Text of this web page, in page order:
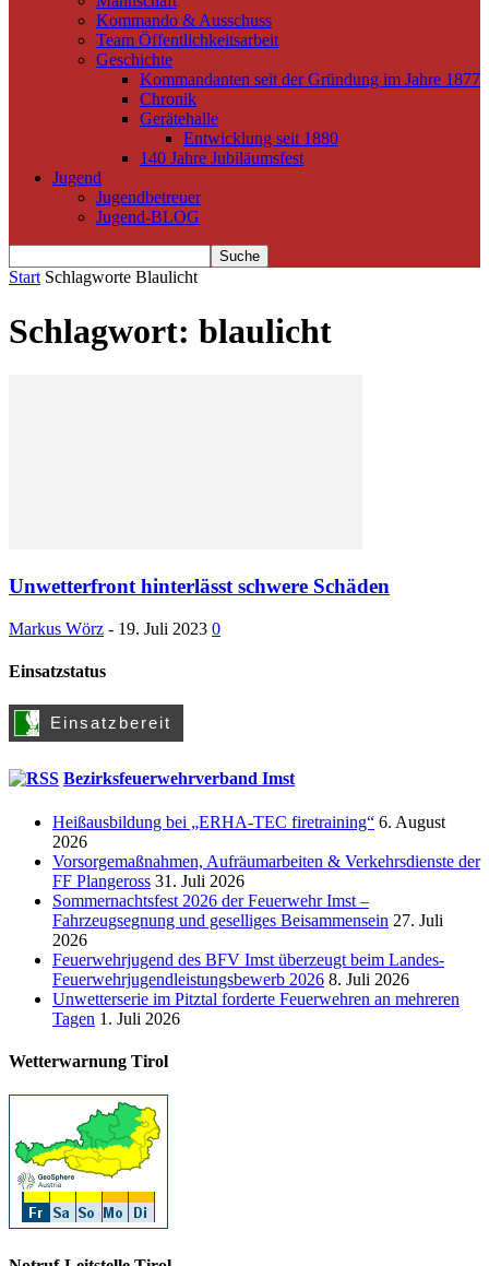
Kommando & Ausschuss
Team Öffentlichkeitsarbeit
Geschichte
Kommandanten seit der Gründung im Jahre 1877
Chronik
Gerätehalle
Entwicklung seit 1880
140 Jahre Jubiläumsfest
Jugend
Jugendbetreuer
Jugend-BLOG
Start Schlagworte Blaulicht
Schlagwort: blaulicht
Unwetterfront hinterlässt schwere Schäden
Markus Wörz - 19. Juli 2023 0
Einsatzstatus
Bezirksfeuerwehrverband Imst
Heißausbildung bei „ERHA-TEC firetraining“ 6. August
2026
Vorsorgemaßnahmen, Aufräumarbeiten & Verkehrsdienste der
FF Plangeross 31. Juli 2026
Sommernachtsfest 2026 der Feuerwehr Imst –
Fahrzeugsegnung und geselliges Beisammensein 27. Juli
2026
Feuerwehrjugend des BFV Imst überzeugt beim Landes-
Feuerwehrjugendleistungsbewerb 2026 8. Juli 2026
Unwetterserie im Pitztal forderte Feuerwehren an mehreren
Tagen 1. Juli 2026
Wetterwarnung Tirol